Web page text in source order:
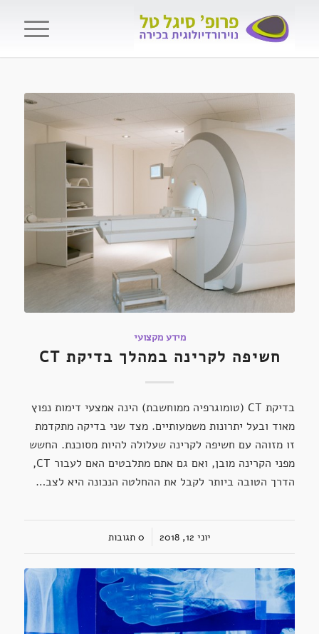
מידע מקצועי
חשיפה לקרינה במהלך בדיקת CT
בדיקת CT (טומוגרפיה ממוחשבת) הינה אמצעי דימות נפוץ
מאוד ובעל יתרונות משמעותיים. מצד שני בדיקה מתקדמת
זו מזוהה עם חשיפה לקרינה שעלולה להיות מסוכנת. החשש
מפני הקרינה מובן, ואם גם אתם מתלבטים האם לעבור CT,
הדרך הטובה ביותר לקבל את ההחלטה הנכונה היא לצב…
יוני 12, 2018
/ 0 תגובות